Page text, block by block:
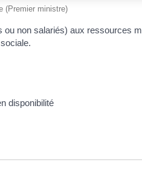
(Premier ministre)
non salariés) aux ressources
disponibilité